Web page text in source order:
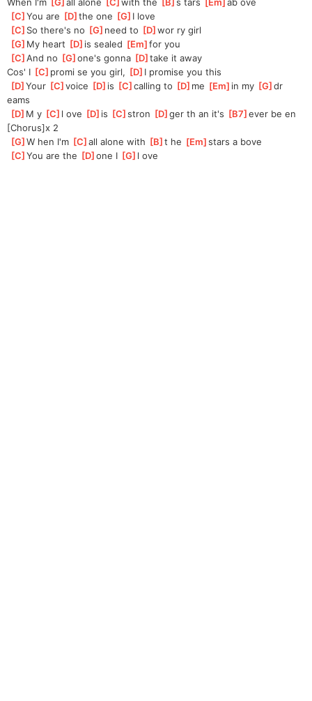
[C ]
You are [D ]the one [G ]I love
[C ]So there's no [G ]need to [D ]
wor ry girl
[G ]My heart [D ]is sealed [Em ]
for you
[C ]
And no [G ]
one's gonna [D ]take it away
Cos' I [C ]promi se you girl, [D ]I promise you this
[D ]
Your [C ]
voice [D ]is [C ]
calling to [D ]me [Em ]in my [G ]
dr
eams
[D ]M y [C ]l ove [D ]is [C ]
stron [D ]
ger th an it's [B7 ]
ever be en
[Chorus]x 2
[G ]
W hen I'm [C ]
all alone with [B ]t he [Em ]
stars a bove
[C ]
You are the [D ]
one I [G ]l ove